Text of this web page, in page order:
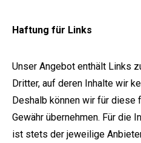
Haftung für Links
Unser Angebot enthält Links
Dritter, auf deren Inhalte wir
Deshalb können wir für diese
Gewähr übernehmen. Für die
ist stets der jeweilige